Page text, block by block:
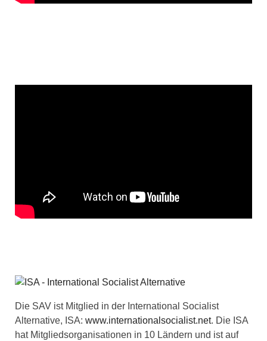
Die SAV ist Mitglied in der International Socialist
Alternative, ISA: www.internationalsocialist.net. Die ISA
hat Mitgliedsorganisationen in 10 Ländern und ist auf